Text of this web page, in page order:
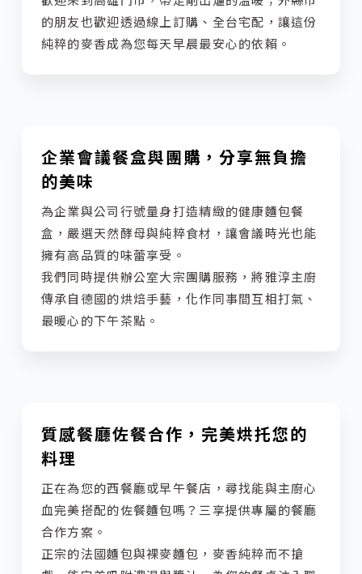
的朋友也歡迎透過線上訂購、全台宅配，讓這份
純粹的麥香成為您每天早晨最安心的依賴。
企業會議餐盒與團購，分享無負擔
的美味
為企業與公司行號量身打造精緻的健康麵包餐
盒，嚴選天然酵母與純粹食材，讓會議時光也能
擁有高品質的味蕾享受。
我們同時提供辦公室大宗團購服務，將雅淳主廚
傳承自德國的烘焙手藝，化作同事間互相打氣、
最暖心的下午茶點。
質感餐廳佐餐合作，完美烘托您的
料理
正在為您的西餐廳或早午餐店，尋找能與主廚心
血完美搭配的佐餐麵包嗎？三享提供專屬的餐廳
合作方案。
正宗的法國麵包與裸麥麵包，麥香純粹而不搶